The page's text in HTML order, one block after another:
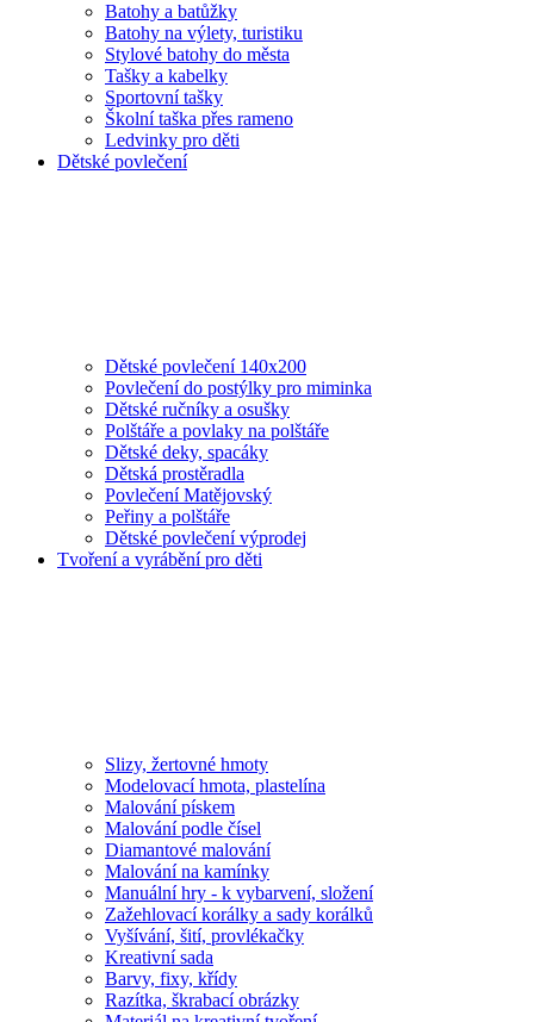
Batohy a batůžky
Batohy na výlety, turistiku
Stylové batohy do města
Tašky a kabelky
Sportovní tašky
Školní taška přes rameno
Ledvinky pro děti
Dětské povlečení
Dětské povlečení 140x200
Povlečení do postýlky pro miminka
Dětské ručníky a osušky
Polštáře a povlaky na polštáře
Dětské deky, spacáky
Dětská prostěradla
Povlečení Matějovský
Peřiny a polštáře
Dětské povlečení výprodej
Tvoření a vyrábění pro děti
Slizy, žertovné hmoty
Modelovací hmota, plastelína
Malování pískem
Malování podle čísel
Diamantové malování
Malování na kamínky
Manuální hry - k vybarvení, složení
Zažehlovací korálky a sady korálků
Vyšívání, šití, provlékačky
Kreativní sada
Barvy, fixy, křídy
Razítka, škrabací obrázky